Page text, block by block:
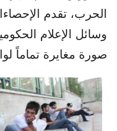
الحرب، تقدم
وسائل الإعلام
صورة مغايرة تماماً